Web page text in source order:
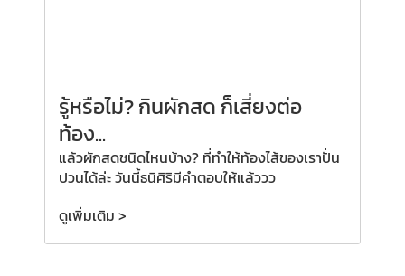
รู้หรือไม่? กินผักสด ก็เสี่ยงต่อ
ท้อง...
แล้วผักสดชนิดไหนบ้าง? ที่ทำให้ท้องไส้ของเราปั่น
ปวนได้ล่ะ วันนี้ธนิศิริมีคำตอบให้แล้ววว
ดูเพิ่มเติม >